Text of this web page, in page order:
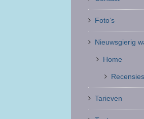
Foto’s
Nieuwsgierig
Home
Recensies
Tarieven